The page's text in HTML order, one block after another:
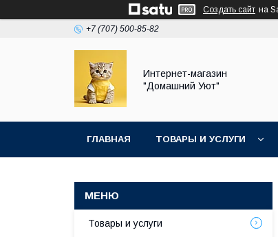
Создать сайт на
+7 (707) 500-85-82
Интернет-магазин
"Домашний Уют"
ГЛАВНАЯ ТОВАРЫ И УСЛУГИ
Товары и услуги